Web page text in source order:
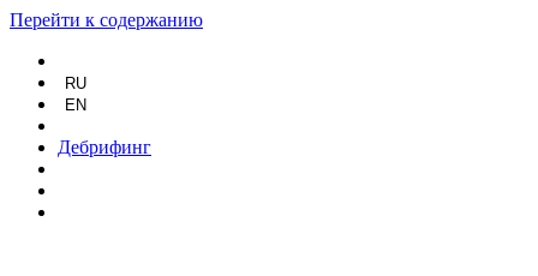
Перейти к содержанию
RU
EN
Дебрифинг